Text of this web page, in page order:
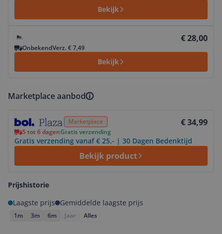
Bekijk
€ 28,00
OnbekendVerz. € 7,49
Bekijk
Marketplace aanbod
Marketplace € 34,99
5 tot 6 dagenGratis verzending
Gratis verzending vanaf € 25,- | 30 Dagen Bedenktijd
Bekijk product
Prijshistorie
Laagste prijs
Gemiddelde laagste prijs
1m 3m 6m Jaar Alles